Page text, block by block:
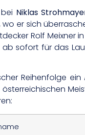
Niklas
er sich
Rolf
sofort für das
Reihenfolge